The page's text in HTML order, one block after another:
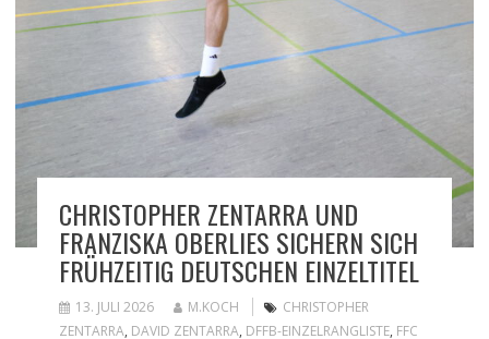
CHRISTOPHER ZENTARRA UND
FRANZISKA OBERLIES SICHERN SICH
FRÜHZEITIG DEUTSCHEN EINZELTITEL
13. JULI 2026 M.KOCH
CHRISTOPHER
ZENTARRA, DAVID ZENTARRA, DFFB-EINZELRANGLISTE, FFC